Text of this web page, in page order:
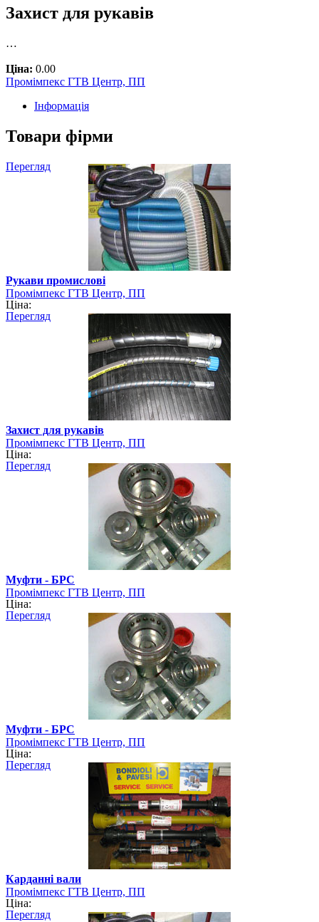
Захист для рукавів
…
Ціна: 0.00
Промімпекс ГТВ Центр, ПП
Інформація
Товари фірми
Перегляд
Рукави промислові
Промімпекс ГТВ Центр, ПП
Ціна:
Перегляд
Захист для рукавів
Промімпекс ГТВ Центр, ПП
Ціна:
Перегляд
Муфти - БРС
Промімпекс ГТВ Центр, ПП
Ціна:
Перегляд
Муфти - БРС
Промімпекс ГТВ Центр, ПП
Ціна:
Перегляд
Карданні вали
Промімпекс ГТВ Центр, ПП
Ціна:
Перегляд